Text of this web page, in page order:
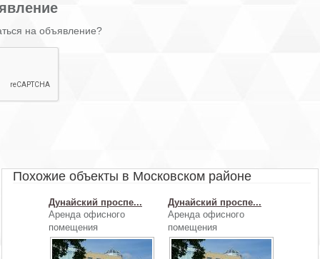
на объявление?
Похожие объекты в Московском районе
Дунайский проспе...
Аренда офисного
помещения
Дунайский проспе...
Аренда офисного
помещения